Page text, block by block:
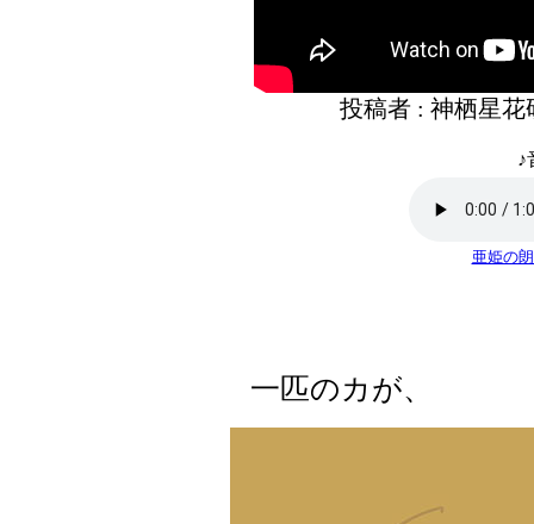
投稿者 : 神栖星
♪
亜姫の
一匹のカが、